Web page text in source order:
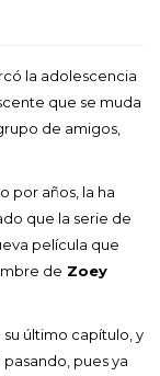
la adolescencia
que se muda
de amigos,
por años, la ha
que la serie de
película que
de Zoey
su último capítulo, y
pues ya